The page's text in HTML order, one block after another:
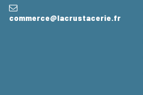
commerce@lacrustacerie.fr